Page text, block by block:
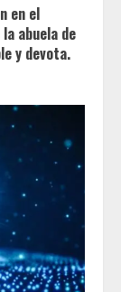
en el
abuela de
y devota.